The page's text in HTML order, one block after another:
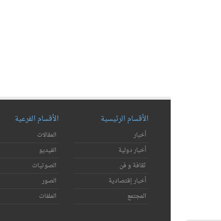
الأقسام الرئيسية
أخبار
أخبار دولية
ثقافة و فن
أخبار إقتصادية
المجتمع
الأقسام الفرعية
المقالات
الفيديو
الصوتيات
الصور
الملفات